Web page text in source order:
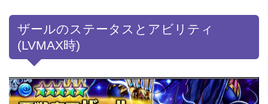
ザールのステータスとアビリティ
(LVMAX時)